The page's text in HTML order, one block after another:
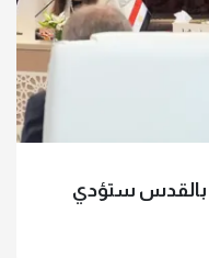
بالقدس ستؤدي